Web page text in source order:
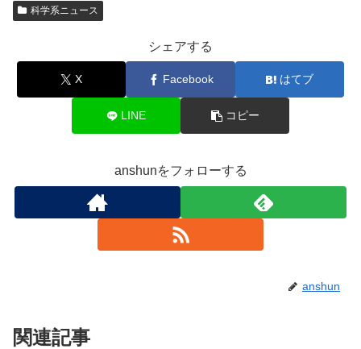
科学系ニュース
シェアする
X Facebook はてブ
LINE コピー
anshunをフォローする
anshun
関連記事